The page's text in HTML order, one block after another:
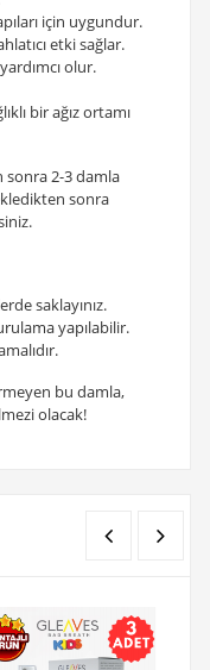
için uygundur.
etki sağlar.
olur.
bir ağız ortamı
sonra 2-3 damla
sonra
saklayınız.
yapılabilir.
bu damla,
olacak!